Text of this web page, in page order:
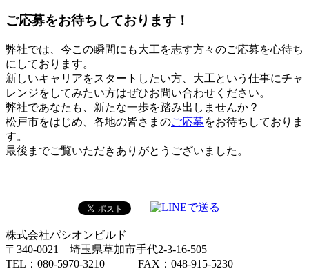
ご応募をお待ちしております！
弊社では、今この瞬間にも大工を志す方々のご応募を心待ち
にしております。
新しいキャリアをスタートしたい方、大工という仕事にチャ
レンジをしてみたい方はぜひお問い合わせください。
弊社であなたも、新たな一歩を踏み出しませんか？
松戸市をはじめ、各地の皆さまのご応募をお待ちしておりま
す。
最後までご覧いただきありがとうございました。
株式会社パシオンビルド
〒340-0021 埼玉県草加市手代2-3-16-505
TEL：080-5970-3210 FAX：048-915-5230